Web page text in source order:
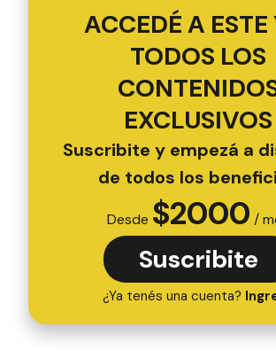
ACCEDÉ A ESTE
TODOS LOS
EXCLUSIVOS
Suscribite y empezá a
de todos los
Desde $2000 /
Suscribite
¿Ya tenés una cuenta?